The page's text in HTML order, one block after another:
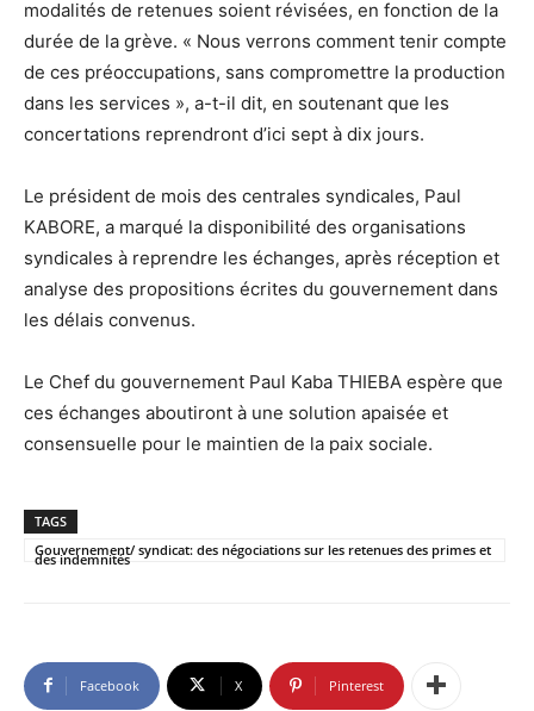
modalités de retenues soient révisées, en fonction de la
durée de la grève. « Nous verrons comment tenir compte
de ces préoccupations, sans compromettre la production
dans les services », a-t-il dit, en soutenant que les
concertations reprendront d’ici sept à dix jours.
Le président de mois des centrales syndicales, Paul
KABORE, a marqué la disponibilité des organisations
syndicales à reprendre les échanges, après réception et
analyse des propositions écrites du gouvernement dans
les délais convenus.
Le Chef du gouvernement Paul Kaba THIEBA espère que
ces échanges aboutiront à une solution apaisée et
consensuelle pour le maintien de la paix sociale.
TAGS
Gouvernement/ syndicat: des négociations sur les retenues des primes et
des indemnités
Facebook X Pinterest